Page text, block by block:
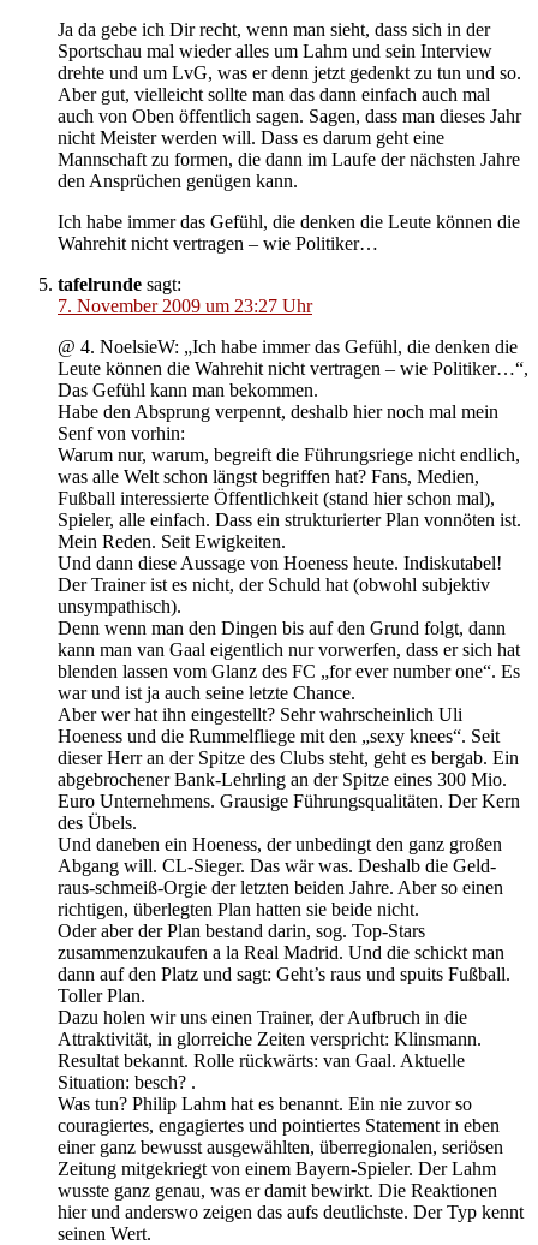
Ja da gebe ich Dir recht, wenn man sieht, dass sich in der
Sportschau mal wieder alles um Lahm und sein Interview
drehte und um LvG, was er denn jetzt gedenkt zu tun und so.
Aber gut, vielleicht sollte man das dann einfach auch mal
auch von Oben öffentlich sagen. Sagen, dass man dieses Jahr
nicht Meister werden will. Dass es darum geht eine
Mannschaft zu formen, die dann im Laufe der nächsten Jahre
den Ansprüchen genügen kann.
Ich habe immer das Gefühl, die denken die Leute können die
Wahrehit nicht vertragen – wie Politiker…
tafelrunde sagt:
7. November 2009 um 23:27 Uhr
@ 4. NoelsieW: „Ich habe immer das Gefühl, die denken die
Leute können die Wahrehit nicht vertragen – wie Politiker…“,
Das Gefühl kann man bekommen.
Habe den Absprung verpennt, deshalb hier noch mal mein
Senf von vorhin:
Warum nur, warum, begreift die Führungsriege nicht endlich,
was alle Welt schon längst begriffen hat? Fans, Medien,
Fußball interessierte Öffentlichkeit (stand hier schon mal),
Spieler, alle einfach. Dass ein strukturierter Plan vonnöten ist.
Mein Reden. Seit Ewigkeiten.
Und dann diese Aussage von Hoeness heute. Indiskutabel!
Der Trainer ist es nicht, der Schuld hat (obwohl subjektiv
unsympathisch).
Denn wenn man den Dingen bis auf den Grund folgt, dann
kann man van Gaal eigentlich nur vorwerfen, dass er sich hat
blenden lassen vom Glanz des FC „for ever number one“. Es
war und ist ja auch seine letzte Chance.
Aber wer hat ihn eingestellt? Sehr wahrscheinlich Uli
Hoeness und die Rummelfliege mit den „sexy knees“. Seit
dieser Herr an der Spitze des Clubs steht, geht es bergab. Ein
abgebrochener Bank-Lehrling an der Spitze eines 300 Mio.
Euro Unternehmens. Grausige Führungsqualitäten. Der Kern
des Übels.
Und daneben ein Hoeness, der unbedingt den ganz großen
Abgang will. CL-Sieger. Das wär was. Deshalb die Geld-
raus-schmeiß-Orgie der letzten beiden Jahre. Aber so einen
richtigen, überlegten Plan hatten sie beide nicht.
Oder aber der Plan bestand darin, sog. Top-Stars
zusammenzukaufen a la Real Madrid. Und die schickt man
dann auf den Platz und sagt: Geht’s raus und spuits Fußball.
Toller Plan.
Dazu holen wir uns einen Trainer, der Aufbruch in die
Attraktivität, in glorreiche Zeiten verspricht: Klinsmann.
Resultat bekannt. Rolle rückwärts: van Gaal. Aktuelle
Situation: besch? .
Was tun? Philip Lahm hat es benannt. Ein nie zuvor so
couragiertes, engagiertes und pointiertes Statement in eben
einer ganz bewusst ausgewählten, überregionalen, seriösen
Zeitung mitgekriegt von einem Bayern-Spieler. Der Lahm
wusste ganz genau, was er damit bewirkt. Die Reaktionen
hier und anderswo zeigen das aufs deutlichste. Der Typ kennt
seinen Wert.